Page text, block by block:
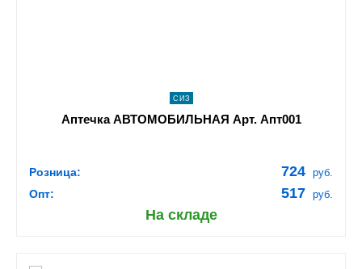
СИЗ
Аптечка АВТОМОБИЛЬНАЯ Арт. Апт001
Розница: 724 руб.
Опт: 517 руб.
На складе